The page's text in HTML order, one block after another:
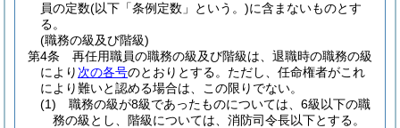
員の定数(以下「条例定数」という。)に含まないものとす
る。
(職務の級及び階級)
第4条
再任用職員の職務の級及び階級は、退職時の職務の級
により 次の各号のとおりとする。 ただし、任命権者がこれ
により難いと認める場合は、この限りでない。
(1)
職務の級が8級であったものについては、6級以下の職
務の級とし、階級については、消防司令長以下とする。